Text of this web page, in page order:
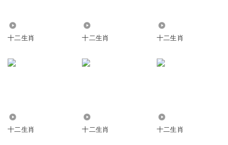
十二生肖 十二生肖 十二生肖
十二生肖 十二生肖 十二生肖